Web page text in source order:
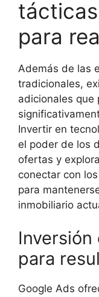
para
Además de las
tradicionales,
adicionales que
Invertir en
el poder de los
ofertas y
conectar con
para
inmobiliario
Inversión
para
Google Ads